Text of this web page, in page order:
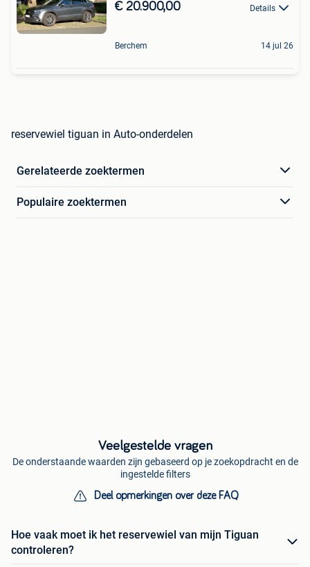
€ 20.900,00 Details
Berchem 14 jul 26
reservewiel tiguan in Auto-onderdelen
Gerelateerde zoektermen
Populaire zoektermen
Veelgestelde vragen
De onderstaande waarden zijn gebaseerd op je zoekopdracht en de
ingestelde filters
Deel opmerkingen over deze FAQ
Hoe vaak moet ik het reservewiel van mijn Tiguan
controleren?